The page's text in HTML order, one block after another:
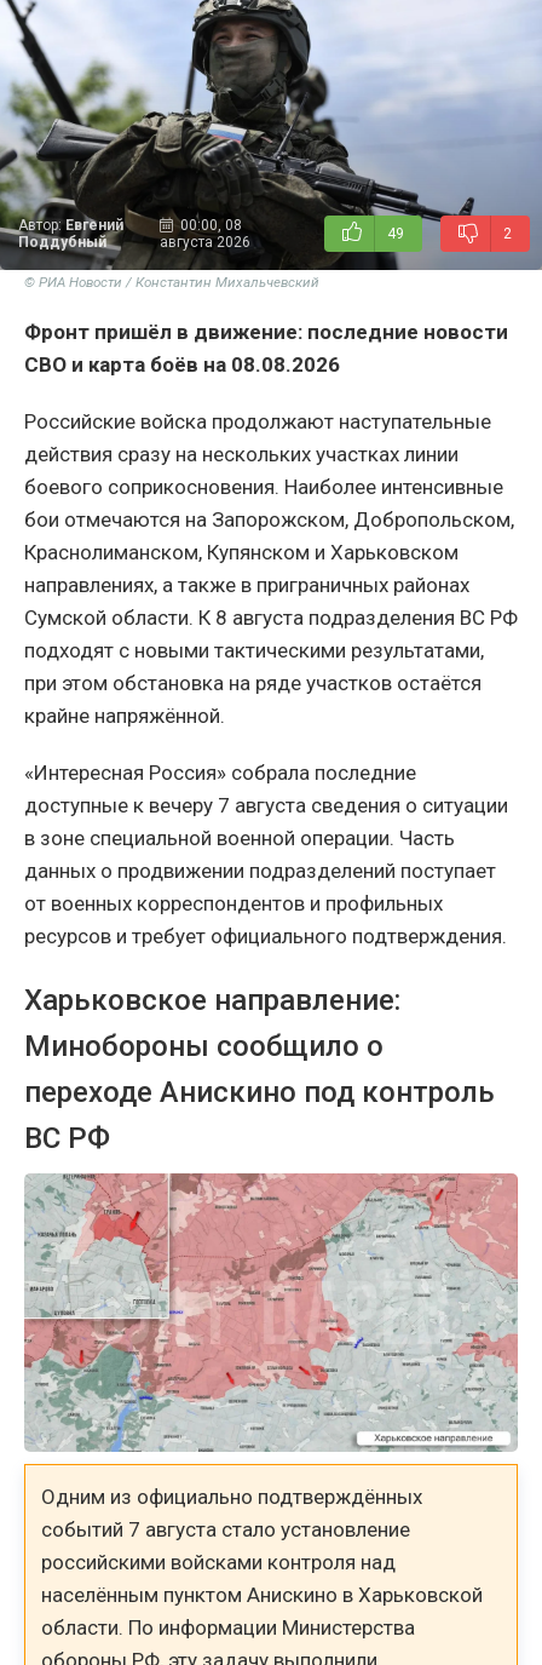
Автор: Евгений
Поддубный
00:00, 08
августа 2026
49 2
© РИА Новости / Константин Михальчевский
Фронт пришёл в движение: последние новости
СВО и карта боёв на 08.08.2026
Российские войска продолжают наступательные
действия сразу на нескольких участках линии
боевого соприкосновения. Наиболее интенсивные
бои отмечаются на Запорожском, Добропольском,
Краснолиманском, Купянском и Харьковском
направлениях, а также в приграничных районах
Сумской области. К 8 августа подразделения ВС РФ
подходят с новыми тактическими результатами,
при этом обстановка на ряде участков остаётся
крайне напряжённой.
«Интересная Россия» собрала последние
доступные к вечеру 7 августа сведения о ситуации
в зоне специальной военной операции. Часть
данных о продвижении подразделений поступает
от военных корреспондентов и профильных
ресурсов и требует официального подтверждения.
Харьковское направление:
Минобороны сообщило о
переходе Анискино под контроль
ВС РФ
Одним из официально подтверждённых
событий 7 августа стало установление
российскими войсками контроля над
населённым пунктом Анискино в Харьковской
области. По информации Министерства